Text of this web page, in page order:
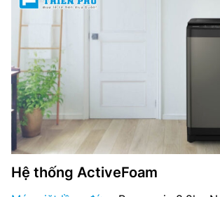
Kích thước: Cao 95.2 cm – Ngang 55.4 cm
Trọng lượng: 34 kg
Nhà sản xuất: Panasonic
Xuất xứ: Việt Nam
Hệ thống ActiveFoam